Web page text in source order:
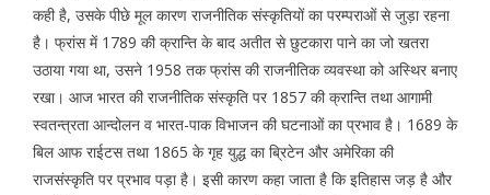
कही है, उसके पीछे मूल कारण राजनीतिक संस्कृतियों का परम्पराओं से जुड़ा रहना
है। फ्रांस में 1789 की क्रान्ति के बाद अतीत से छुटकारा पाने का जो खतरा
उठाया गया था, उसने 1958 तक फ्रांस की राजनीतिक व्यवस्था को अस्थिर बनाए
रखा। आज भारत की राजनीतिक संस्कृति पर 1857 की क्रान्ति तथा आगामी
स्वतन्त्रता आन्दोलन व भारत-पाक विभाजन की घटनाओं का प्रभाव है। 1689 के
बिल आफ राईटस तथा 1865 के गृह युद्ध का ब्रिटेन और अमेरिका की
राजसंस्कृति पर प्रभाव पड़ा है। इसी कारण कहा जाता है कि इतिहास जड़ है और